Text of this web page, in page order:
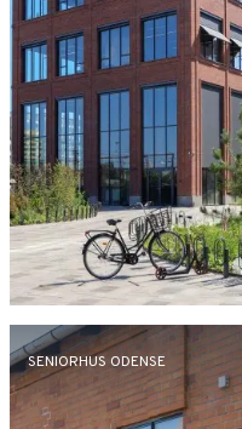
SENIORHUS ODENSE